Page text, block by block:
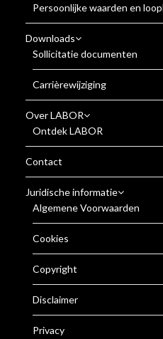
Persoonlijke waarden en
Downloads
Sollicitatie documenten
Carrièrewijziging
Over LABOR
Ontdek LABOR
Contact
Juridische informatie
Algemene Voorwaarden
Cookies
Copyright
Disclaimer
Privacy